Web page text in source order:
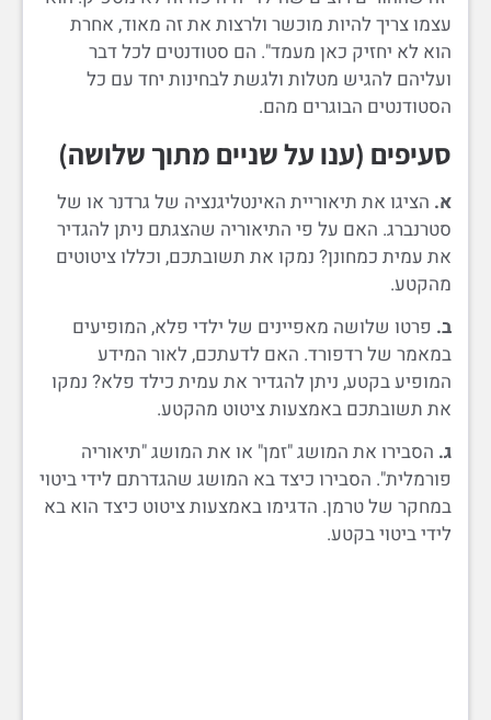
עצמו צריך להיות מוכשר ולרצות את זה מאוד, אחרת
הוא לא יחזיק כאן מעמד". הם סטודנטים לכל דבר
ועליהם להגיש מטלות ולגשת לבחינות יחד עם כל
הסטודנטים הבוגרים מהם.
סעיפים (ענו על שניים מתוך שלושה)
א. הציגו את תיאוריית האינטליגנציה של גרדנר או של
סטרנברג. האם על פי התיאוריה שהצגתם ניתן להגדיר
את עמית כמחונן? נמקו את תשובתכם, וכללו ציטוטים
מהקטע.
ב. פרטו שלושה מאפיינים של ילדי פלא, המופיעים
במאמר של רדפורד. האם לדעתכם, לאור המידע
המופיע בקטע, ניתן להגדיר את עמית כילד פלא? נמקו
את תשובתכם באמצעות ציטוט מהקטע.
ג. הסבירו את המושג "זמן" או את המושג "תיאוריה
פורמלית". הסבירו כיצד בא המושג שהגדרתם לידי ביטוי
במחקר של טרמן. הדגימו באמצעות ציטוט כיצד הוא בא
לידי ביטוי בקטע.